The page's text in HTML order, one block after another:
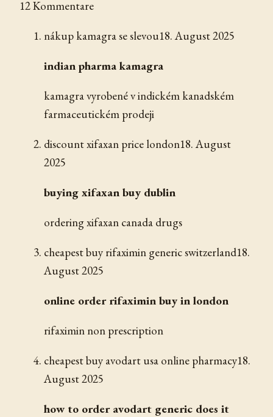
12 Kommentare
nákup kamagra se slevou18. August 2025
indian pharma kamagra
kamagra vyrobené v indickém kanadském
farmaceutickém prodeji
discount xifaxan price london18. August
2025
buying xifaxan buy dublin
ordering xifaxan canada drugs
cheapest buy rifaximin generic switzerland18.
August 2025
online order rifaximin buy in london
rifaximin non prescription
cheapest buy avodart usa online pharmacy18.
August 2025
how to order avodart generic does it